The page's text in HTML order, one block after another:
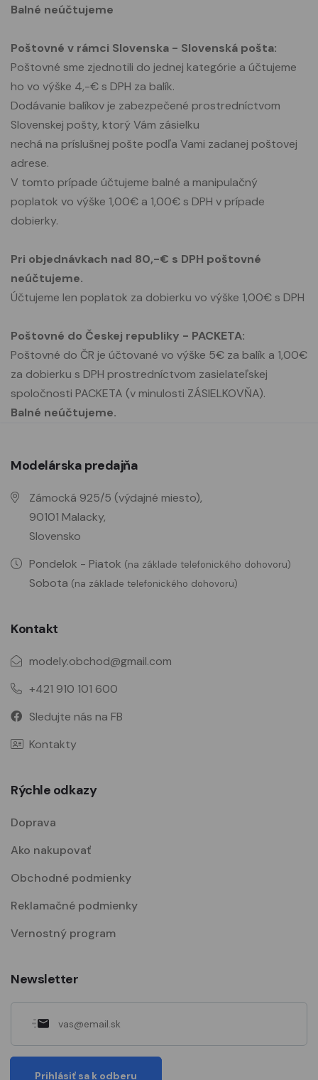
Balné neúčtujeme
Poštovné v rámci Slovenska - Slovenská pošta:
Poštovné sme zjednotili do jednej kategórie a účtujeme
ho vo výške 4,-€ s DPH za balík.
Dodávanie balíkov je zabezpečené prostredníctvom
Slovenskej pošty, ktorý Vám zásielku
nechá na príslušnej pošte podľa Vami zadanej poštovej
adrese.
V tomto prípade účtujeme balné a manipulačný
poplatok vo výške 1,00€ a 1,00€ s DPH v prípade
dobierky.
Pri objednávkach nad 80,-€ s DPH poštovné
neúčtujeme.
Účtujeme len poplatok za dobierku vo výške 1,00€ s DPH
Poštovné do Českej republiky - PACKETA:
Poštovné do ČR je účtované vo výške 5€ za balík a 1,00€
za dobierku s DPH prostredníctvom zasielateľskej
spoločnosti PACKETA (v minulosti ZÁSIELKOVŇA).
Balné neúčtujeme.
Modelárska predajňa
Zámocká 925/5 (výdajné miesto),
90101 Malacky,
Slovensko
Pondelok - Piatok (na základe telefonického dohovoru)
Sobota (na základe telefonického dohovoru)
Kontakt
modely.obchod@gmail.com
+421 910 101 600
Sledujte nás na FB
Kontakty
Rýchle odkazy
Doprava
Ako nakupovať
Obchodné podmienky
Reklamačné podmienky
Vernostný program
Newsletter
Prihlásiť sa k odberu